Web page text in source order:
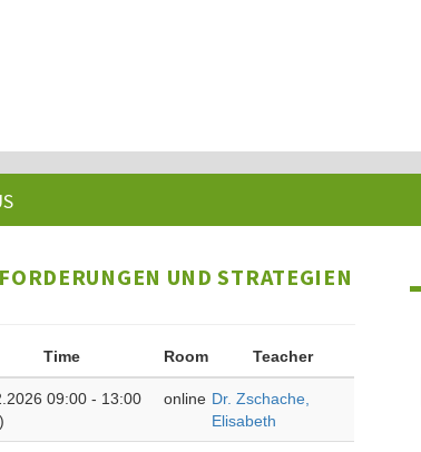
UND STRATEGIEN
Time Room Teacher
09:00 - 13:00
online Dr. Zschache,
Elisabeth